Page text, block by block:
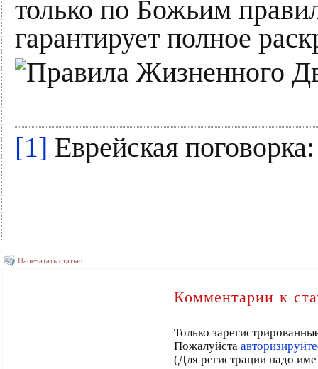
только по Божьим
гарантирует полное
[1] Еврейская
Напечатать статью
Комментарии к
Только
Пожалуйста
(Для регистрации надо